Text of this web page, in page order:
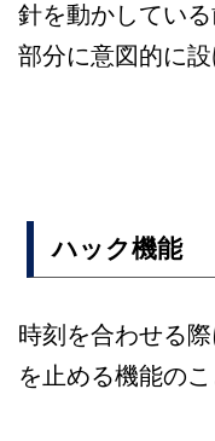
針を動かしてい
部分に意図的に設
ハック機能
時刻を合わせる
を止める機能のこ